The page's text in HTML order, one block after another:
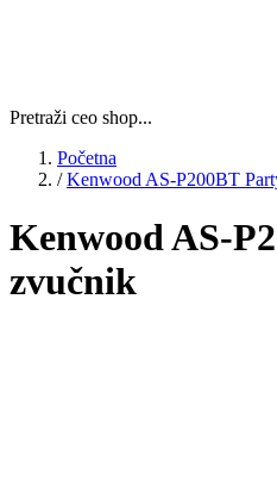
Pretraži ceo shop...
Početna
/ Kenwood AS-P200BT
Kenwood AS-
zvučnik